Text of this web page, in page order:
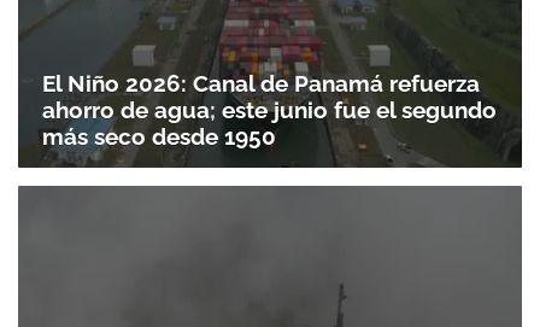
El Niño 2026: Canal de Panamá refuerza
ahorro de agua; este junio fue el segundo
más seco desde 1950